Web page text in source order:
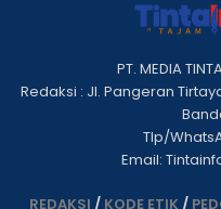
PT. MEDIA
Redaksi : Jl. Pangeran
Tlp/
Email:
REDAKSI / KODE ETIK /